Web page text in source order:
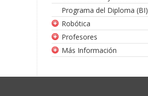
Programa del Diploma (BI)
Robótica
Profesores
Más Información